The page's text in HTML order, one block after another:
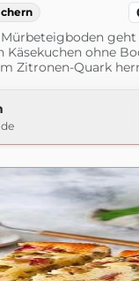
geht
Käsekuchen ohne
Zitronen-Quark